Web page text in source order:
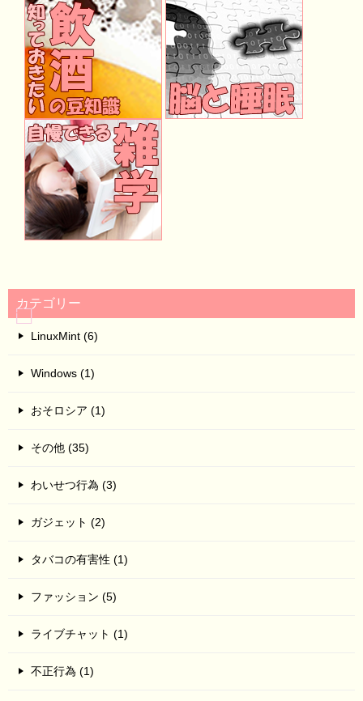
カテゴリー
LinuxMint (6)
Windows (1)
おそロシア (1)
その他 (35)
わいせつ行為 (3)
ガジェット (2)
タバコの有害性 (1)
ファッション (5)
ライブチャット (1)
不正行為 (1)